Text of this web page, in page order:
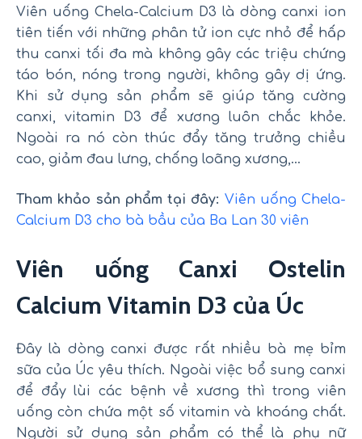
Viên uống Chela-Calcium D3 là dòng canxi ion
tiên tiến với những phân tử ion cực nhỏ để hấp
thu canxi tối đa mà không gây các triệu chứng
táo bón, nóng trong người, không gây dị ứng.
Khi sử dụng sản phẩm sẽ giúp tăng cường
canxi, vitamin D3 để xương luôn chắc khỏe.
Ngoài ra nó còn thúc đẩy tăng trưởng chiều
cao, giảm đau lưng, chống loãng xương,…
Tham khảo sản phẩm tại đây: Viên uống Chela-
Calcium D3 cho bà bầu của Ba Lan 30 viên
Viên uống Canxi Ostelin
Calcium Vitamin D3 của Úc
Đây là dòng canxi được rất nhiều bà mẹ bỉm
sữa của Úc yêu thích. Ngoài việc bổ sung canxi
để đẩy lùi các bệnh về xương thì trong viên
uống còn chứa một số vitamin và khoáng chất.
Người sử dụng sản phẩm có thể là phụ nữ